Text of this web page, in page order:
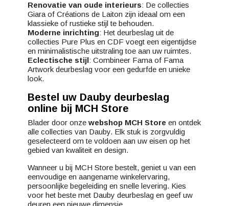
Renovatie van oude interieurs: De collecties
Giara of Créations de Laiton zijn ideaal om een
klassieke of rustieke stijl te behouden.
Moderne inrichting: Het deurbeslag uit de
collecties Pure Plus en CDF voegt een eigentijdse
en minimalistische uitstraling toe aan uw ruimtes.
Eclectische stijl: Combineer Fama of Fama
Artwork deurbeslag voor een gedurfde en unieke
look.
Bestel uw Dauby deurbeslag
online bij MCH Store
Blader door onzewebshop MCH Store en ontdek
alle collecties van Dauby. Elk stuk is zorgvuldig
geselecteerd om te voldoen aan uw eisen op het
gebied van kwaliteit en design.
Wanneer u bij MCH Store bestelt, geniet u van een
eenvoudige en aangename winkelervaring,
persoonlijke begeleiding en snelle levering. Kies
voor het beste met Dauby deurbeslag en geef uw
deuren een nieuwe dimensie.